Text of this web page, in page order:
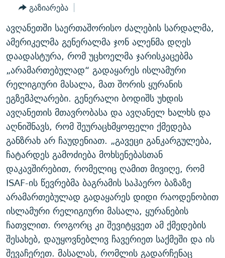
60 ᲓᲔᲪᲘᲑᲔᲚᲘ
ᲒᲐᲜᲙᲘᲗᲮᲕᲘᲡ ᲓᲦᲔ
ᲓᲘᲚᲘᲡ ᲡᲐᲣᲑᲠᲔᲑᲘ
ᲛᲝᲚᲐᲞᲐᲠᲐᲙᲔ ᲢᲔᲥᲡᲢᲔᲑᲘ
ᲨᲘᲜ - ᲣᲪᲮᲝᲔᲗᲨᲘ
ᲚᲘᲢᲔᲠᲐᲢᲣᲠᲣᲚᲘ ᲬᲐᲮᲜᲐᲒᲔᲑᲘ
ᲐᲛᲔᲠᲘᲙᲣᲚᲘ ᲛᲝᲗᲮᲠᲝᲑᲐ
ᲘᲛᲞᲔᲠᲘᲐ ᲓᲐ ᲠᲐᲓᲘᲝ
ᲤᲔᲜᲝᲕᲐᲜᲘ - 2.10
ᲞᲠᲝᲔᲥᲢᲔᲑᲘ
ᲣᲙᲠᲐᲘᲜᲐᲨᲘ ᲓᲐᲦᲣᲞᲣᲚᲘ ᲥᲐᲠᲗᲕᲔᲚᲘ ᲛᲔᲑᲠᲫᲝᲚᲔᲑᲘ - 2022
ᲓᲐᲛᲝᲣᲙᲘᲓᲔᲑᲚᲝᲑᲘᲡ 100 ᲬᲔᲚᲘ
ᲩᲔᲛᲘ ᲡᲘᲙᲕᲓᲘᲚᲘᲡ ᲛᲘᲖᲔᲖᲘᲐ COVID-19
11 ᲬᲔᲚᲘ - 11 ᲐᲛᲑᲐᲕᲘ
ᲡᲐᲞᲐᲠᲚᲐᲛᲔᲜᲢᲝ ᲐᲠᲩᲔᲕᲜᲔᲑᲘᲡ ᲘᲡᲢᲝᲠᲘᲐ
ᲑᲐᲕᲨᲕᲔᲑᲘ ᲞᲠᲝᲡᲢᲘᲢᲣᲪᲘᲐᲨᲘ - ᲐᲛᲝᲣᲗᲥᲛᲔᲚᲘ ᲐᲛᲑᲐᲕᲘ
5 ᲐᲛᲑᲐᲕᲘ - 20 ᲘᲕᲜᲘᲡᲡ ᲓᲐᲨᲐᲕᲔᲑᲣᲚᲔᲑᲘ
ᲐᲒᲕᲘᲡᲢᲝᲡ ᲝᲛᲘ
ПРИВЕТ ᲙᲣᲚᲢᲣᲠᲐ
ЭХО КАВКАЗА
ᲒᲐᲛᲝᲘᲬᲔᲠᲔ
რთე/რთ-ის ყველა საიტი
გაზიარება
ავღანეთში საერთაშორისო ძალების სარდალმა,
ამერიკელმა გენერალმა ჯონ ალენმა დღეს
დაადასტურა, რომ უცხოელმა ჯარისკაცებმა
„არამართებულად“ გადაყარეს ისლამური
რელიგიური მასალა, მათ შორის ყურანის
ეგზემპლარები. გენერალი ბოდიშს უხდის
ავღანეთის მთავრობასა და ავღანელ ხალხს და
აღნიშნავს, რომ შეურაცხმყოფელი ქმედება
განზრახ არ ჩაუდენიათ. „გავეცი განკარგულება,
ჩატარდეს გამოძიება მოხსენებასთან
დაკავშირებით, რომელიც ღამით მივიღე, რომ
ISAF-ის წევრებმა ბაგრამის საჰაერო ბაზაზე
არამართებულად გადაყარეს დიდი რაოდენობით
ისლამური რელიგიური მასალა, ყურანების
ჩათვლით. როგორც კი შევიტყვეთ ამ ქმედების
შესახებ, დაუყოვნებლივ ჩავერიეთ საქმეში და ის
შევაჩერეთ. მასალას, რომლის გადარჩენაც